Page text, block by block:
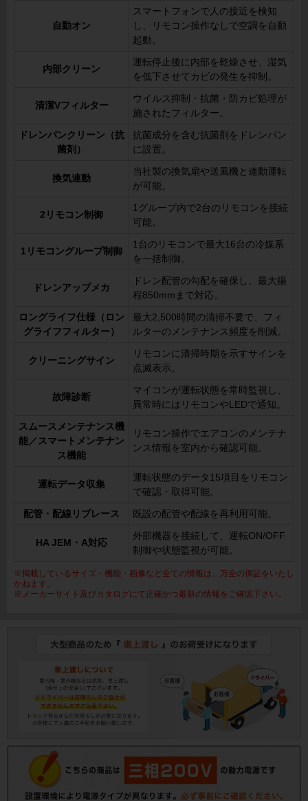
自動オン
スマートフォンで人の接近を検知
し、リモコン操作なしで空調を自動
起動。
内部クリーン
運転停止後に内部を乾燥させ、湿気
を低下させてカビの発生を抑制。
清潔Vフィルター
ウイルス抑制・抗菌・防カビ処理が
施されたフィルター。
ドレンパンクリーン（抗
菌剤）
抗菌成分を含む抗菌剤をドレンパン
に設置。
換気連動
当社製の換気扇や送風機と連動運転
が可能。
2リモコン制御
1グループ内で2台のリモコンを接続
可能。
1リモコングループ制御
1台のリモコンで最大16台の冷媒系
を一括制御。
ドレンアップメカ
ドレン配管の勾配を確保し、最大揚
程850mmまで対応。
ロングライフ仕様（ロン
グライフフィルター）
最大2,500時間の清掃不要で、フィ
ルターのメンテナンス頻度を削減。
クリーニングサイン
リモコンに清掃時期を示すサインを
点滅表示。
故障診断
マイコンが運転状態を常時監視し、
異常時にはリモコンやLEDで通知。
スムースメンテナンス機
能／スマートメンテナン
ス機能
リモコン操作でエアコンのメンテナ
ンス情報を室内から確認可能。
運転データ収集
運転状態のデータ15項目をリモコン
で確認・取得可能。
配管・配線リプレース 既設の配管や配線を再利用可能。
HA JEM・A対応
外部機器を接続して、運転ON/OFF
制御や状態監視が可能。
※掲載しているサイズ・機能・画像など全ての情報は、万全の保証をいたし
かねます。
※メーカーサイト及びカタログにて正確かつ最新の情報をご確認下さい。